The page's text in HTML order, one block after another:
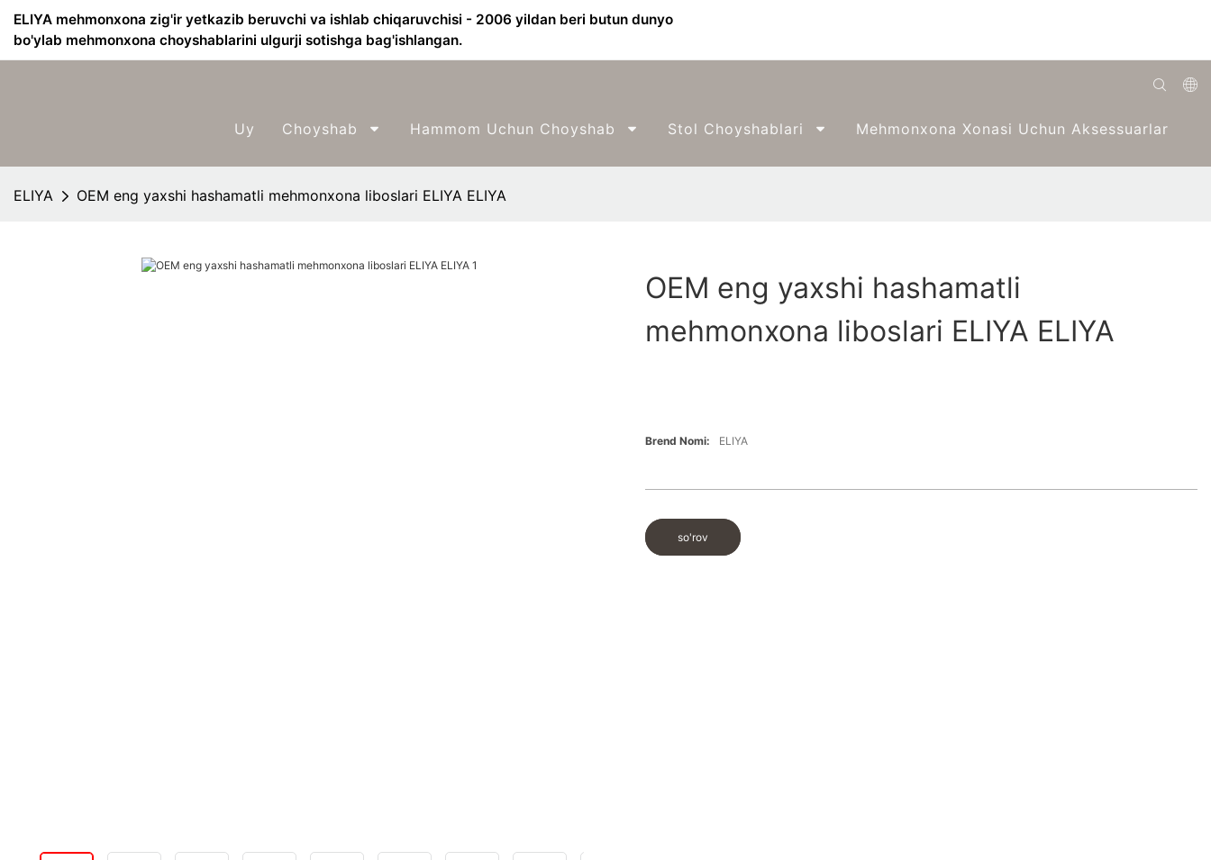
ELIYA mehmonxona zig'ir yetkazib beruvchi va ishlab chiqaruvchisi - 2006 yildan beri butun dunyo
bo'ylab mehmonxona choyshablarini ulgurji sotishga bag'ishlangan.
Français
Uy Choyshab Hammom Uchun Choyshab Stol Choyshablari Mehmonxona Xonasi Uchun Aksessuarlar
ELIYA OEM eng yaxshi hashamatli mehmonxona liboslari ELIYA ELIYA
OEM eng yaxshi hashamatli
mehmonxona liboslari ELIYA ELIYA
Brend Nomi: ELIYA
so'rov